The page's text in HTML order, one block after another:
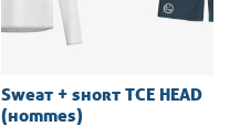
Sweat + short TCE HEAD
(hommes)